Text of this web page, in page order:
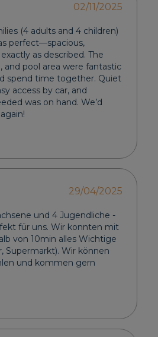
02/11/2025
(4 adults and 4 children)
perfect—spacious,
as described. The
and pool area were fantastic
spend time together. Quiet
access by car, and
was on hand. We’d
29/04/2025
und 4 Jugendliche -
für uns. Wir konnten mit
von 10min alles Wichtige
Supermarkt). Wir können
und kommen gern